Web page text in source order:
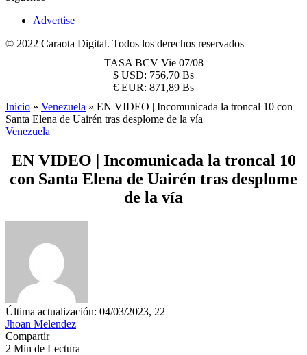
Advertise
© 2022 Caraota Digital. Todos los derechos reservados
TASA BCV Vie 07/08
$ USD: 756,70 Bs
€ EUR: 871,89 Bs
Inicio » Venezuela » EN VIDEO | Incomunicada la troncal 10 con
Santa Elena de Uairén tras desplome de la vía
Venezuela
EN VIDEO | Incomunicada la troncal 10
con Santa Elena de Uairén tras desplome
de la vía
Última actualización: 04/03/2023, 22
Jhoan Melendez
Compartir
2 Min de Lectura